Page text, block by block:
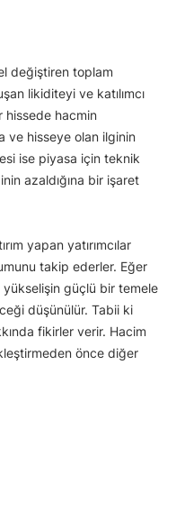
değiştiren toplam
likiditeyi ve katılımcı
hissede hacmin
ve hisseye olan ilginin
ise piyasa için teknik
azaldığına bir işaret
yapan yatırımcılar
takip ederler. Eğer
güçlü bir temele
düşünülür. Tabii ki
fikirler verir. Hacim
önce diğer